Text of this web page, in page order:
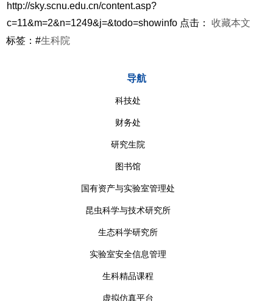
http://sky.scnu.edu.cn/content.asp?
c=11&m=2&n=1249&j=&todo=showinfo 点击：
收藏本文
标签：#生科院
导航
科技处
财务处
研究生院
图书馆
国有资产与实验室管理处
昆虫科学与技术研究所
生态科学研究所
实验室安全信息管理
生科精品课程
虚拟仿真平台